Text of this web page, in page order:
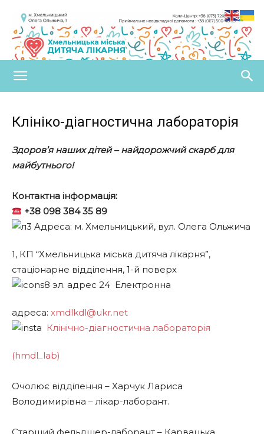
Клініко-діагностична лабораторія
Здоров’я наших дітей – найдорожчий скарб для
майбутнього!
Контактна інформація:
+38 098 384 35 89
Aдреса: м. Хмельницький, вул. Олега Ольжича
1, КП “Хмельницька міська дитяча лікарня”,
стаціонарне відділення, 1-й поверх
Електронна
адреса: xmdlkdl@ukr.net
Клінічно-діагностична лабораторія
(hmdl_lab)
Очолює відділення – Харчук Лариса
Володимирівна – лікар-лаборант.